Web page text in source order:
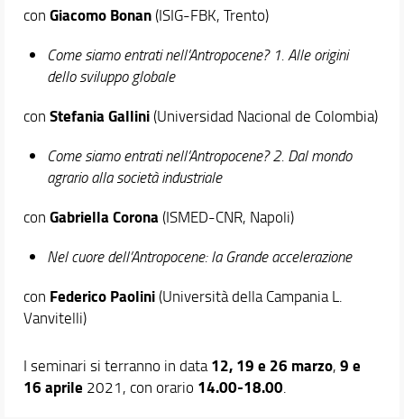
con Giacomo Bonan(ISIG-FBK, Trento)
Come siamo entrati nell’Antropocene? 1. Alle origini
dello sviluppo globale
con Stefania Gallini(Universidad Nacional de Colombia)
Come siamo entrati nell’Antropocene? 2. Dal mondo
agrario alla società industriale
con Gabriella Corona(ISMED-CNR, Napoli)
Nel cuore dell’Antropocene: la Grande accelerazione
con Federico Paolini(Università della Campania L.
Vanvitelli)
I seminari si terranno in data12, 19 e 26 marzo, 9 e
16 aprile 2021, con orario 14.00-18.00.